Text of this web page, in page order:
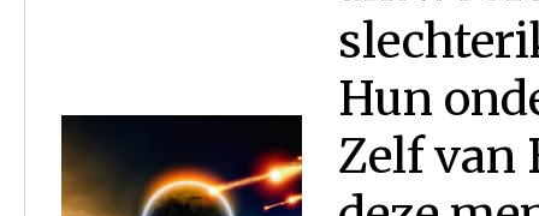
Hun
Zelf van